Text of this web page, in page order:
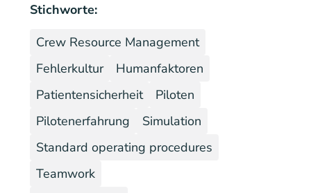
Stichworte:
Crew Resource Management
Fehlerkultur
Humanfaktoren
Patientensicherheit
Piloten
Pilotenerfahrung
Simulation
Standard operating procedures
Teamwork